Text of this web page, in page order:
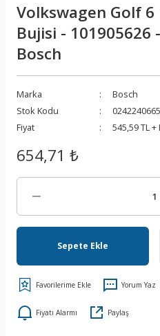
Volkswagen Golf 6
Bujisi - 101905626
Bosch
Marka
Bosch
Stok Kodu
Fiyat
545,59 TL +
654,71 ₺
Sepete Ekle
Yorum Yaz
Fiyatı Alarmı Paylaş